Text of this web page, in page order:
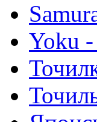
Yoku